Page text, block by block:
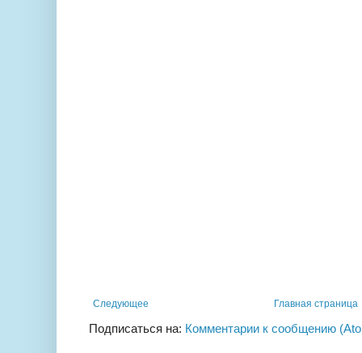
Следующее Главная страница
Подписаться на: Комментарии к сообщению